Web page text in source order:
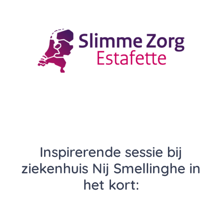
Inspirerende sessie bij
ziekenhuis Nij Smellinghe in
het kort: